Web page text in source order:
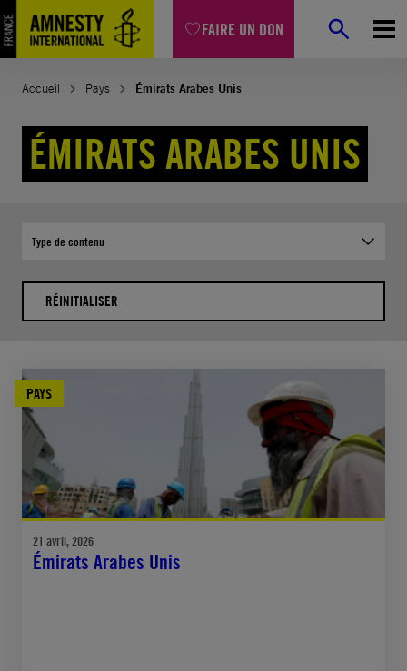
FAIRE UN DON
Aller
au
contenu
Accueil Pays Émirats Arabes Unis
ÉMIRATS ARABES UNIS
Type de contenu
RÉINITIALISER
PAYS
21 avril, 2026
Émirats Arabes Unis